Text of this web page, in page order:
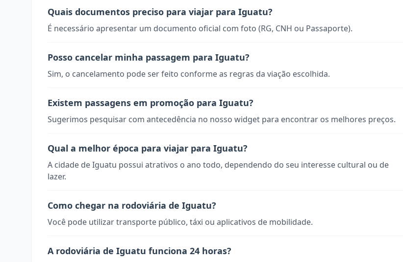
Quais documentos preciso para viajar para Iguatu?
É necessário apresentar um documento oficial com foto (RG, CNH ou Passaporte).
Posso cancelar minha passagem para Iguatu?
Sim, o cancelamento pode ser feito conforme as regras da viação escolhida.
Existem passagens em promoção para Iguatu?
Sugerimos pesquisar com antecedência no nosso widget para encontrar os melhores preços.
Qual a melhor época para viajar para Iguatu?
A cidade de Iguatu possui atrativos o ano todo, dependendo do seu interesse cultural ou de
lazer.
Como chegar na rodoviária de Iguatu?
Você pode utilizar transporte público, táxi ou aplicativos de mobilidade.
A rodoviária de Iguatu funciona 24 horas?